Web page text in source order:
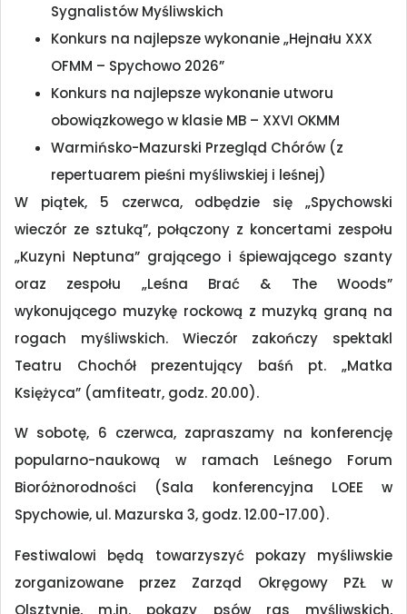
Sygnalistów Myśliwskich
Konkurs na najlepsze wykonanie „Hejnału XXX
OFMM – Spychowo 2026”
Konkurs na najlepsze wykonanie utworu
obowiązkowego w klasie MB – XXVI OKMM
Warmińsko-Mazurski Przegląd Chórów (z
repertuarem pieśni myśliwskiej i leśnej)
W piątek, 5 czerwca, odbędzie się „Spychowski
wieczór ze sztuką”, połączony z koncertami zespołu
„Kuzyni Neptuna” grającego i śpiewającego szanty
oraz zespołu „Leśna Brać & The Woods”
wykonującego muzykę rockową z muzyką graną na
rogach myśliwskich. Wieczór zakończy spektakl
Teatru Chochół prezentujący baśń pt. „Matka
Księżyca” (amfiteatr, godz. 20.00).
W sobotę, 6 czerwca, zapraszamy na konferencję
popularno-naukową w ramach Leśnego Forum
Bioróżnorodności (Sala konferencyjna LOEE w
Spychowie, ul. Mazurska 3, godz. 12.00-17.00).
Festiwalowi będą towarzyszyć pokazy myśliwskie
zorganizowane przez Zarząd Okręgowy PZŁ w
Olsztynie, m.in. pokazy psów ras myśliwskich,